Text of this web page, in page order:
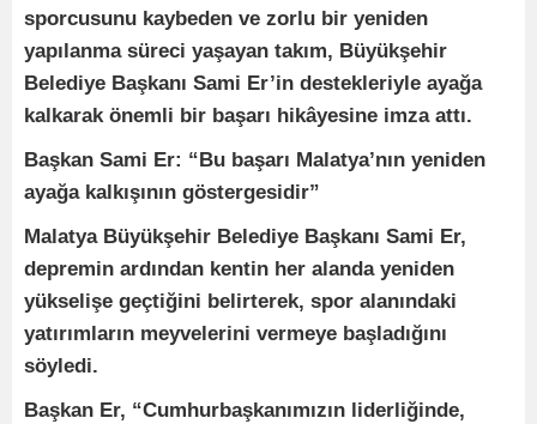
sporcusunu kaybeden ve zorlu bir yeniden
yapılanma süreci yaşayan takım, Büyükşehir
Belediye Başkanı Sami Er’in destekleriyle ayağa
kalkarak önemli bir başarı hikâyesine imza attı.
Başkan Sami Er: “Bu başarı Malatya’nın yeniden
ayağa kalkışının göstergesidir”
Malatya Büyükşehir Belediye Başkanı Sami Er,
depremin ardından kentin her alanda yeniden
yükselişe geçtiğini belirterek, spor alanındaki
yatırımların meyvelerini vermeye başladığını
söyledi.
Başkan Er, “Cumhurbaşkanımızın liderliğinde,